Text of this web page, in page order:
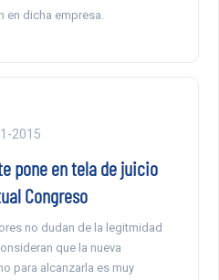
en dicha empresa.
2015
pone en tela de juicio
Congreso
no dudan de la legitmidad
que la nueva
para alcanzarla es muy